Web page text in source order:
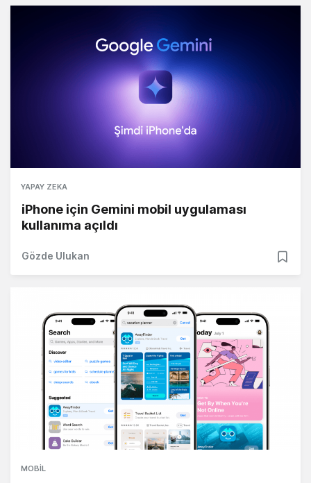
YAPAY ZEKA
iPhone için Gemini mobil uygulaması
kullanıma açıldı
Gözde Ulukan
MOBIL